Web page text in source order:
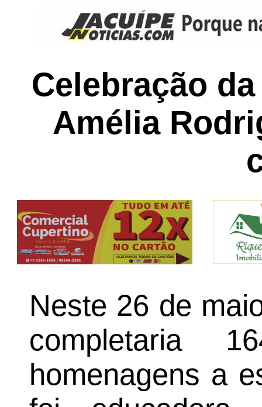
Celebração
Amélia
Neste 26 de
completaria
homenagens a